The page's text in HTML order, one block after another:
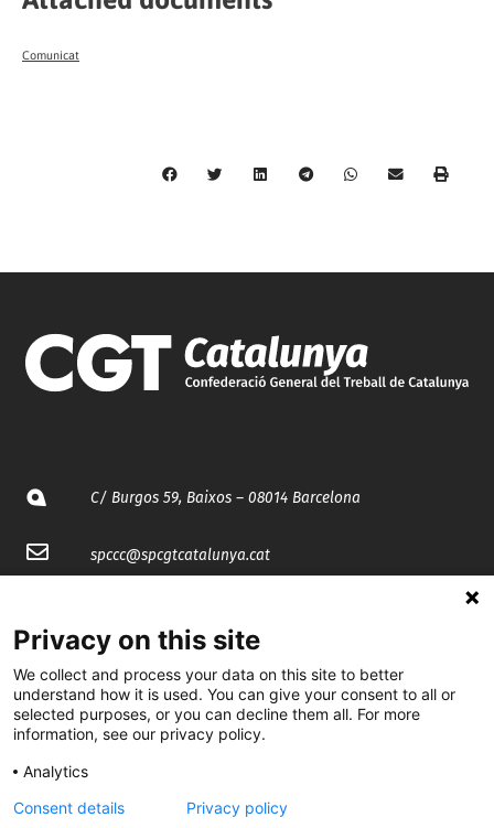
Comunicat
C/ Burgos 59, Baixos – 08014 Barcelona
spccc@spcgtcatalunya.cat
@CGTCatalunya
cgtcatalunya
cgtcatalunya
Privacy on this site
We collect and process your data on this site to better
understand how it is used. You can give your consent to all or
selected purposes, or you can decline them all. For more
information, see our privacy policy.
Analytics
Consent details
Privacy policy